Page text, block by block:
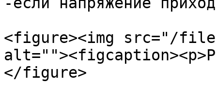
<figure><img src="/
</figure>